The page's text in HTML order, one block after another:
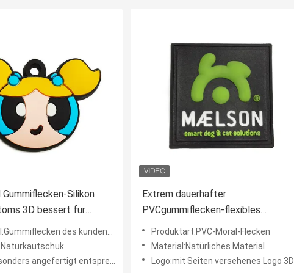
Gummiflecken-Silikon
3D bessert für
des kundenspezifischen Logos
angefertigt entsprechend dem Antrag des Kunden
Extrem dauerhafter
PVCgummiflecken-flexibles
weiches kundenspezifisches Moral-
Flecken PVC
Produktart:PVC-Moral-Flecken
Material:Natürliches Material
Logo:mit Seiten versehenes Logo 3D eins